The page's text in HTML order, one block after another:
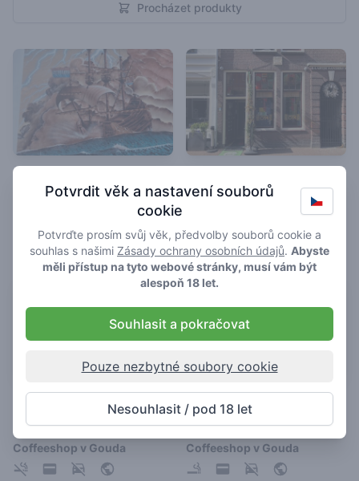
Procházet produkty
Club Animo
4.5
4.4
De Vriendschap
4.2/ 5
Coffeeshop v Gouda
Buy Bye
2.8/ 5
Coffeeshop v Gouda
Potvrdit věk a nastavení souborů
cookie
Potvrďte prosím svůj věk, předvolby souborů cookie a
souhlas s našimi Zásady ochrany osobních údajů. Abyste
měli přístup na tyto webové stránky, musí vám být
alespoň 18 let.
Souhlasit a pokračovat
Pouze nezbytné soubory cookie
Nesouhlasit / pod 18 let